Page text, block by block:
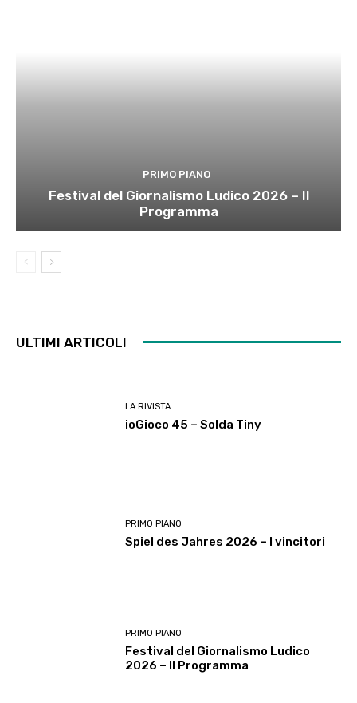
PRIMO PIANO
Festival del Giornalismo Ludico 2026 – Il
Programma
ULTIMI ARTICOLI
LA RIVISTA
ioGioco 45 – Solda Tiny
PRIMO PIANO
Spiel des Jahres 2026 – I vincitori
PRIMO PIANO
Festival del Giornalismo Ludico
2026 – Il Programma